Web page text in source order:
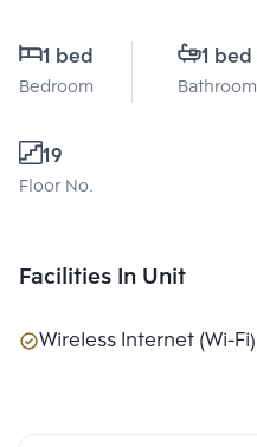
1 bed
Bedroom
1 bed
Bathroom
19
Floor No.
Facilities In Unit
Wireless Internet (Wi-Fi)